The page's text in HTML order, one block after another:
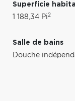
Superficie
1 188,34 Pi2
Salle de bains
Douche